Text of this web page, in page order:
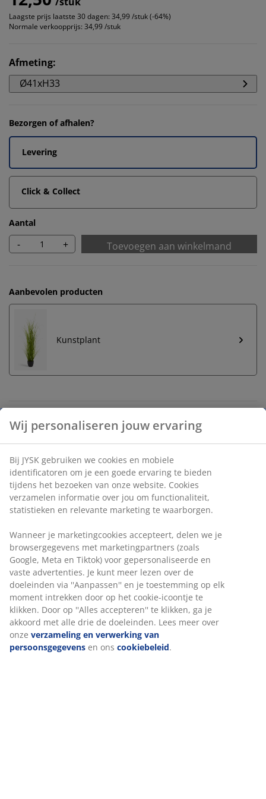
Laagste prijs laatste 30 dagen: 34,99 /stuk (-64%)
Normale verkoopprijs: 34,99 /stuk
Afmeting:
Ø41xH33
Bezorgen of afhalen?
Levering
Click & Collect
Aantal
- + Toevoegen aan winkelmand
Aanbevolen producten
Kunstplant
Onbeperkt retourneren
Geen tijdslimiet - retourneer in iedere JYSK-winkel
30 dagen prijsgarantie op alle artikelen
Flexibele bezorgopties
Snelle en gemakkelijke bezorgopties naar keuze
Grote, antracietgrijze plantenbak van vorstbestendig
polystone. Met deze plantenbak kunt je je planten op
een eenvoudige en elegante manier presenteren. Een
afvoergat kan eenvoudig worden gemaakt om ervoor
te zorgen dat overtollig water kan weglopen. Ø41 x H33
cm
Artikelnummer: 6426039
Wij personaliseren jouw ervaring
Bij JYSK gebruiken we cookies en mobiele identificatoren om je
goede ervaring te bieden tijdens het bezoeken van onze
Cookies verzamelen informatie over jou om functionaliteit,